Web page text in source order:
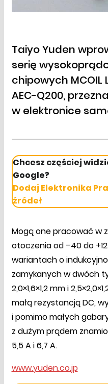
Taiyo Yuden
serię
chipowych MCOIL
AEC-Q200,
w elektronice
Chcesz częściej
Google?
Dodaj Elektronika
źródeł
Mogą one pracować w
otoczenia od –40 do
wariantach o
zamykanych w dwóch
2,0×1,6×1,2 mm i
małą rezystancją DC,
i pomimo małych
z dużym prądem
5,5 A i 6,7 A.
www.yuden.co.jp